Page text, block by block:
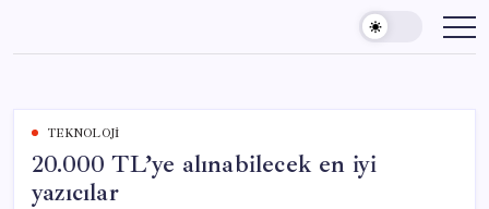
content
TEKNOLOJI
20.000 TL’ye alınabilecek en iyi
yazıcılar